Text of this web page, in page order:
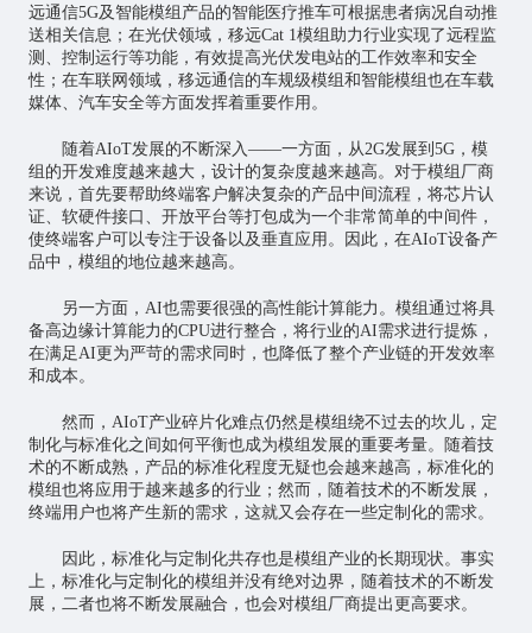
远通信5G及智能模组产品的智能医疗推车可根据患者病况自动推
送相关信息；在光伏领域，移远Cat 1模组助力行业实现了远程监
测、控制运行等功能，有效提高光伏发电站的工作效率和安全
性；在车联网领域，移远通信的车规级模组和智能模组也在车载
媒体、汽车安全等方面发挥着重要作用。
随着AIoT发展的不断深入——一方面，从2G发展到5G，模
组的开发难度越来越大，设计的复杂度越来越高。对于模组厂商
来说，首先要帮助终端客户解决复杂的产品中间流程，将芯片认
证、软硬件接口、开放平台等打包成为一个非常简单的中间件，
使终端客户可以专注于设备以及垂直应用。因此，在AIoT设备产
品中，模组的地位越来越高。
另一方面，AI也需要很强的高性能计算能力。模组通过将具
备高边缘计算能力的CPU进行整合，将行业的AI需求进行提炼，
在满足AI更为严苛的需求同时，也降低了整个产业链的开发效率
和成本。
然而，AIoT产业碎片化难点仍然是模组绕不过去的坎儿，定
制化与标准化之间如何平衡也成为模组发展的重要考量。随着技
术的不断成熟，产品的标准化程度无疑也会越来越高，标准化的
模组也将应用于越来越多的行业；然而，随着技术的不断发展，
终端用户也将产生新的需求，这就又会存在一些定制化的需求。
因此，标准化与定制化共存也是模组产业的长期现状。事实
上，标准化与定制化的模组并没有绝对边界，随着技术的不断发
展，二者也将不断发展融合，也会对模组厂商提出更高要求。